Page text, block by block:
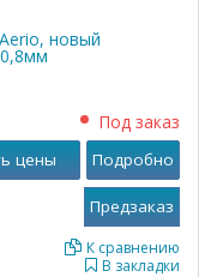
новый
Под заказ
В закладки
К сравнению
цены Подробно